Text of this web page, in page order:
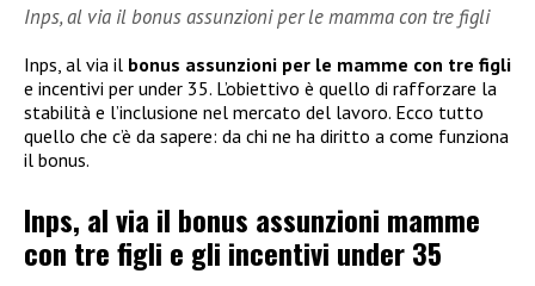
Inps, al via il bonus assunzioni per le mamma con tre figli
Inps, al via il bonus assunzioni per le mamme con tre figli
e incentivi per under 35. L’obiettivo è quello di rafforzare la
stabilità e l’inclusione nel mercato del lavoro. Ecco tutto
quello che c’è da sapere: da chi ne ha diritto a come funziona
il bonus.
Inps, al via il bonus assunzioni mamme
con tre figli e gli incentivi under 35